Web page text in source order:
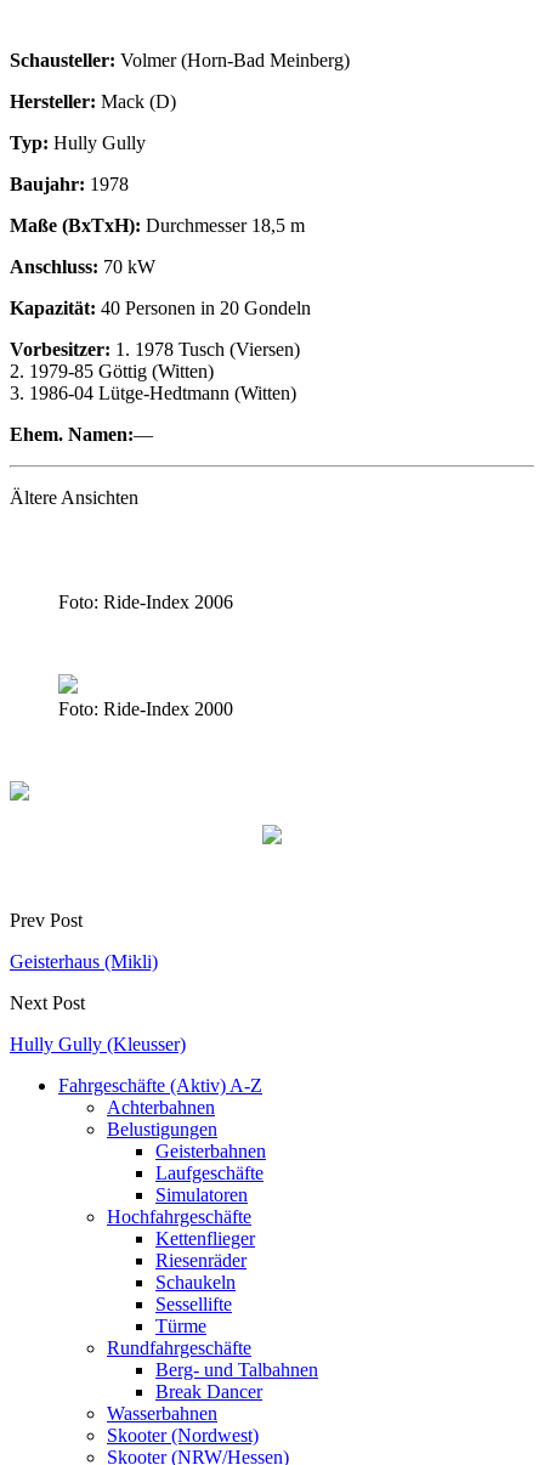
Schausteller: Volmer (Horn-Bad Meinberg)
Hersteller: Mack (D)
Typ: Hully Gully
Baujahr: 1978
Maße (BxTxH): Durchmesser 18,5 m
Anschluss: 70 kW
Kapazität: 40 Personen in 20 Gondeln
Vorbesitzer: 1. 1978 Tusch (Viersen)
2. 1979-85 Göttig (Witten)
3. 1986-04 Lütge-Hedtmann (Witten)
Ehem. Namen:—
Ältere Ansichten
Foto: Ride-Index 2006
Foto: Ride-Index 2000
Prev Post
Geisterhaus (Mikli)
Next Post
Hully Gully (Kleusser)
Fahrgeschäfte (Aktiv) A-Z
Achterbahnen
Belustigungen
Geisterbahnen
Laufgeschäfte
Simulatoren
Hochfahrgeschäfte
Kettenflieger
Riesenräder
Schaukeln
Sessellifte
Türme
Rundfahrgeschäfte
Berg- und Talbahnen
Break Dancer
Wasserbahnen
Skooter (Nordwest)
Skooter (NRW/Hessen)